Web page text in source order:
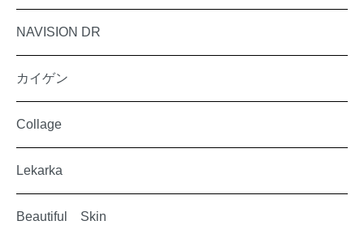
NAVISION DR
カイゲン
Collage
Lekarka
Beautiful Skin